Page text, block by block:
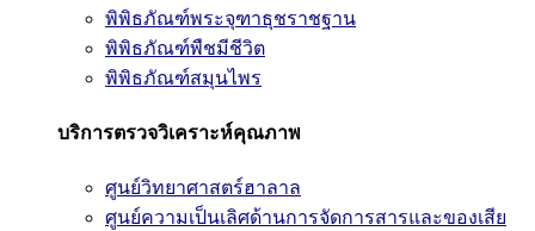
พิพิธภัณฑ์พระจุฑาธุชราชฐาน
พิพิธภัณฑ์พืชมีชีวิต
พิพิธภัณฑ์สมุนไพร
บริการตรวจวิเคราะห์คุณภาพ
ศูนย์วิทยาศาสตร์ฮาลาล
ศูนย์ความเป็นเลิศด้านการจัดการสารและของเสีย